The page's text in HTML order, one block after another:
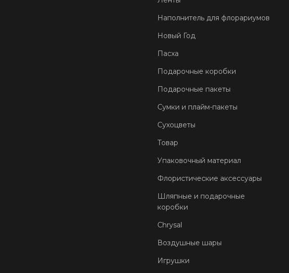
Наполнитель для флорариумов
Новый Год
Пасха
Подарочные коробки
Подарочные пакеты
Сумки и плайм-пакеты
Сухоцветы
Товар
Упаковочный материал
Флористические аксессуары
Шляпные и подарочные
коробки
Chrysal
Воздушные шары
Игрушки